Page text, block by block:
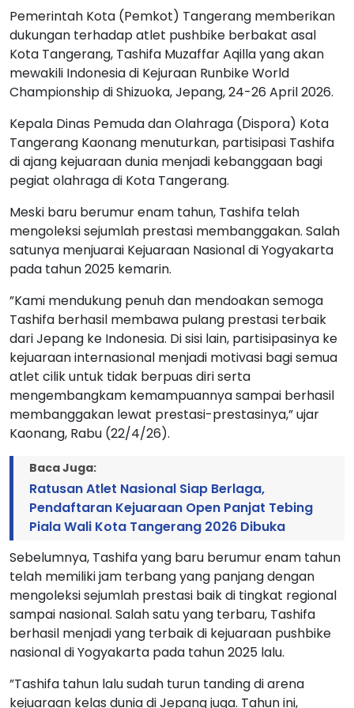
Pemerintah Kota (Pemkot) Tangerang memberikan
dukungan terhadap atlet pushbike berbakat asal
Kota Tangerang, Tashifa Muzaffar Aqilla yang akan
mewakili Indonesia di Kejuraan Runbike World
Championship di Shizuoka, Jepang, 24-26 April 2026.
Kepala Dinas Pemuda dan Olahraga (Dispora) Kota
Tangerang Kaonang menuturkan, partisipasi Tashifa
di ajang kejuaraan dunia menjadi kebanggaan bagi
pegiat olahraga di Kota Tangerang.
Meski baru berumur enam tahun, Tashifa telah
mengoleksi sejumlah prestasi membanggakan. Salah
satunya menjuarai Kejuaraan Nasional di Yogyakarta
pada tahun 2025 kemarin.
”Kami mendukung penuh dan mendoakan semoga
Tashifa berhasil membawa pulang prestasi terbaik
dari Jepang ke Indonesia. Di sisi lain, partisipasinya ke
kejuaraan internasional menjadi motivasi bagi semua
atlet cilik untuk tidak berpuas diri serta
mengembangkam kemampuannya sampai berhasil
membanggakan lewat prestasi-prestasinya,” ujar
Kaonang, Rabu (22/4/26).
Baca Juga:
Ratusan Atlet Nasional Siap Berlaga,
Pendaftaran Kejuaraan Open Panjat Tebing
Piala Wali Kota Tangerang 2026 Dibuka
Sebelumnya, Tashifa yang baru berumur enam tahun
telah memiliki jam terbang yang panjang dengan
mengoleksi sejumlah prestasi baik di tingkat regional
sampai nasional. Salah satu yang terbaru, Tashifa
berhasil menjadi yang terbaik di kejuaraan pushbike
nasional di Yogyakarta pada tahun 2025 lalu.
”Tashifa tahun lalu sudah turun tanding di arena
kejuaraan kelas dunia di Jepang juga. Tahun ini,